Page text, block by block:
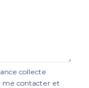
collecte
me contacter et